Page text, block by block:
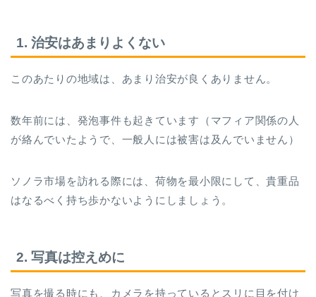
1. 治安はあまりよくない
このあたりの地域は、あまり治安が良くありません。
数年前には、発泡事件も起きています（マフィア関係の人
が絡んでいたようで、一般人には被害は及んでいません）
ソノラ市場を訪れる際には、荷物を最小限にして、貴重品
はなるべく持ち歩かないようにしましょう。
2. 写真は控えめに
写真を撮る時にも、カメラを持っているとスリに目を付け